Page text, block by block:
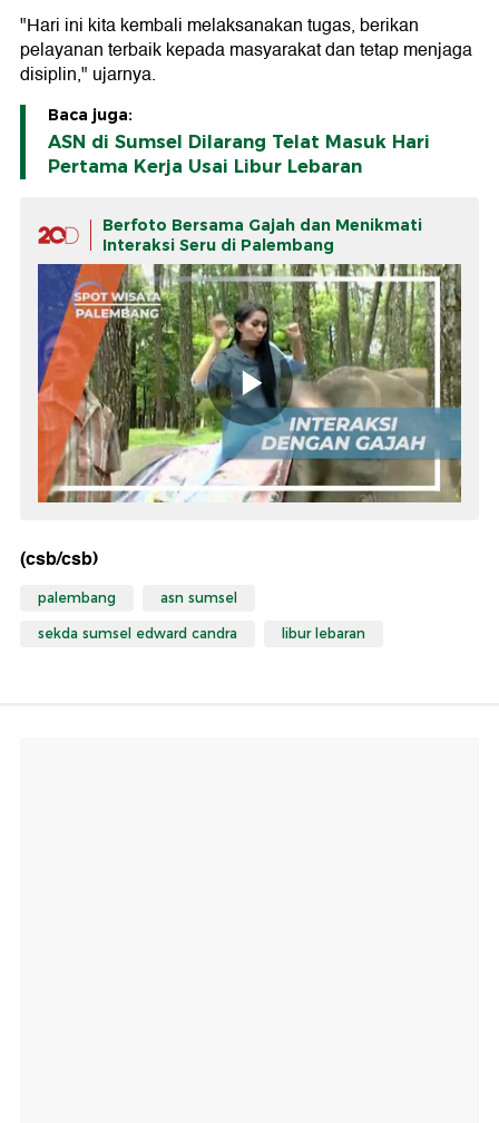
"Hari ini kita kembali melaksanakan tugas, berikan
pelayanan terbaik kepada masyarakat dan tetap menjaga
disiplin," ujarnya.
Baca juga:
ASN di Sumsel Dilarang Telat Masuk Hari
Pertama Kerja Usai Libur Lebaran
Berfoto Bersama Gajah dan Menikmati
Interaksi Seru di Palembang
(csb/csb)
palembang asn sumsel
sekda sumsel edward candra libur lebaran